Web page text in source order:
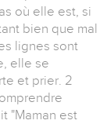
où elle est, si
bien que mal
lignes sont
elle se
et prier. 2
"Maman est